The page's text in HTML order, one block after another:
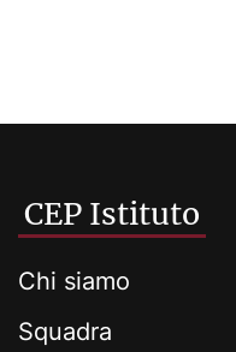
CEP Istituto
Chi siamo
Squadra